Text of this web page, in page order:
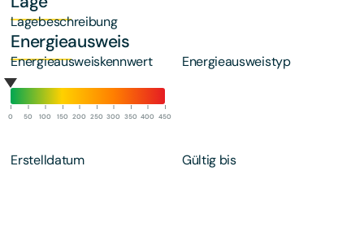
Lagebeschreibung
Energieausweis
Energieausweiskennwert
0 50 100 150 200 250 300 350 400 450
Energieausweistyp
Erstelldatum Gültig bis